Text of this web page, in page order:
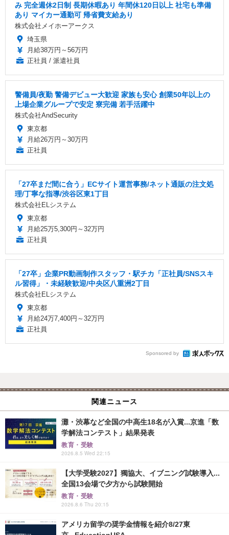
み 完全週休2日制 長期休暇あり 年間休120日以上 社宅も準備
あり マイカー通勤可 帰省費支給あり
株式会社メイホーアークス
埼玉県
月給38万円～56万円
正社員 / 派遣社員
警備員/夜勤 警備デビュー大歓迎 家族も安心 創業50年以上の
上場企業グループで安定 寮完備 若手活躍中
株式会社AndSecurity
東京都
月給26万円～30万円
正社員
「27卒まだ間に合う」ECサイト運営事務/ネット通販の注文処
理/丁寧な指導/渋谷区東1丁目
株式会社ELシステム
東京都
月給25万5,300円～32万円
正社員
「27卒」企業PR動画制作スタッフ・駅チカ「正社員/SNSスキ
ル習得」・未経験歓迎/中央区八重洲2丁目
株式会社ELシステム
東京都
月給24万7,400円～32万円
正社員
Sponsored by
関連ニュース
灘・渋幕など全国の中高生18名が入賞...京進「数
学解法コンテスト」結果発表
教育・受験
2026.8.5 Wed 22:15
【大学受験2027】獨協大、イブニング試験導入...
全国13会場で夕方から試験開始
教育・受験
2026.8.6 Thu 20:15
アメリカ留学の奨学金情報を紹介8/27東